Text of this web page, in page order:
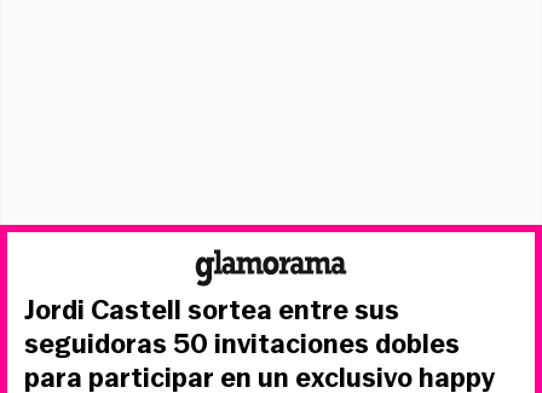
Jordi Castell sortea entre sus
seguidoras 50 invitaciones dobles
para participar en un exclusivo happy